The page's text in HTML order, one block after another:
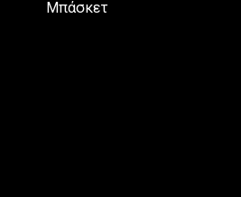
Μπάσκετ